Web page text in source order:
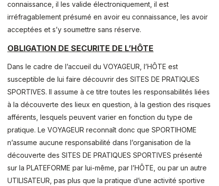
connaissance, il les valide électroniquement, il est
irréfragablement présumé en avoir eu connaissance, les avoir
acceptées et s’y soumettre sans réserve.
OBLIGATION DE SECURITE DE L’HÔTE
Dans le cadre de l’accueil du VOYAGEUR, l’HÔTE est
susceptible de lui faire découvrir des SITES DE PRATIQUES
SPORTIVES. Il assume à ce titre toutes les responsabilités liées
à la découverte des lieux en question, à la gestion des risques
afférents, lesquels peuvent varier en fonction du type de
pratique. Le VOYAGEUR reconnaît donc que SPORTIHOME
n’assume aucune responsabilité dans l’organisation de la
découverte des SITES DE PRATIQUES SPORTIVES présenté
sur la PLATEFORME par lui-même, par l’HÔTE, ou par un autre
UTILISATEUR, pas plus que la pratique d’une activité sportive